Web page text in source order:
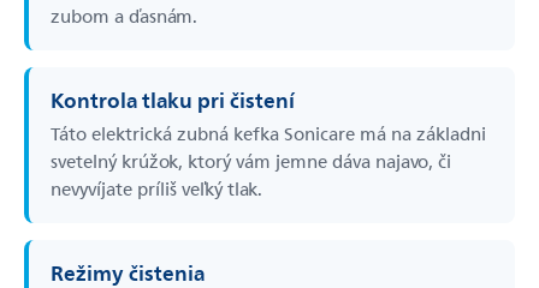
zubom a ďasnám.
Kontrola tlaku pri čistení
Táto elektrická zubná kefka Sonicare má na základni
svetelný krúžok, ktorý vám jemne dáva najavo, či
nevyvíjate príliš veľký tlak.
Režimy čistenia